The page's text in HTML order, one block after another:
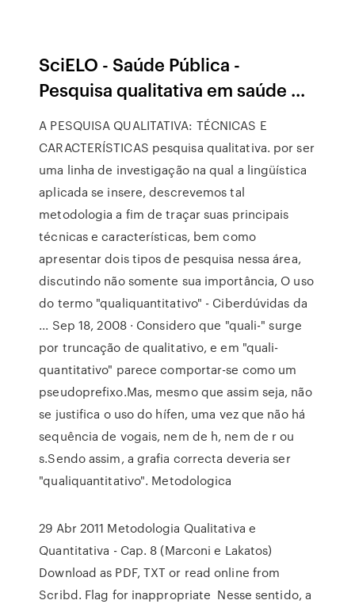
SciELO - Saúde Pública -
Pesquisa qualitativa em saúde ...
A PESQUISA QUALITATIVA: TÉCNICAS E
CARACTERÍSTICAS pesquisa qualitativa. por ser
uma linha de investigação na qual a lingüística
aplicada se insere, descrevemos tal
metodologia a fim de traçar suas principais
técnicas e características, bem como
apresentar dois tipos de pesquisa nessa área,
discutindo não somente sua importância, O uso
do termo "qualiquantitativo" - Ciberdúvidas da
... Sep 18, 2008 · Considero que "quali-" surge
por truncação de qualitativo, e em "quali-
quantitativo" parece comportar-se como um
pseudoprefixo.Mas, mesmo que assim seja, não
se justifica o uso do hífen, uma vez que não há
sequência de vogais, nem de h, nem de r ou
s.Sendo assim, a grafia correcta deveria ser
"qualiquantitativo". Metodologica
29 Abr 2011 Metodologia Qualitativa e
Quantitativa - Cap. 8 (Marconi e Lakatos)
Download as PDF, TXT or read online from
Scribd. Flag for inappropriate Nesse sentido, a